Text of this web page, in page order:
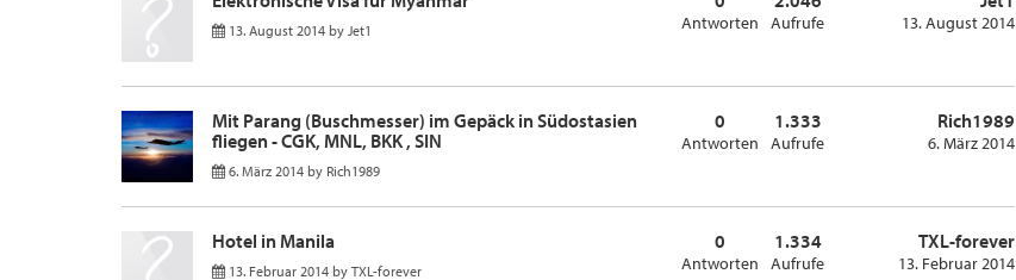
13. August 2014 by Jet1 Antworten Aufrufe 13. August 2014
Mit Parang (Buschmesser) im Gepäck in Südostasien
fliegen - CGK, MNL, BKK , SIN
6. März 2014 by Rich1989
0
Antworten
1.333
Aufrufe
Rich1989
6. März 2014
Hotel in Manila
13. Februar 2014 by TXL-forever
0
Antworten
1.334
Aufrufe
TXL-forever
13. Februar 2014